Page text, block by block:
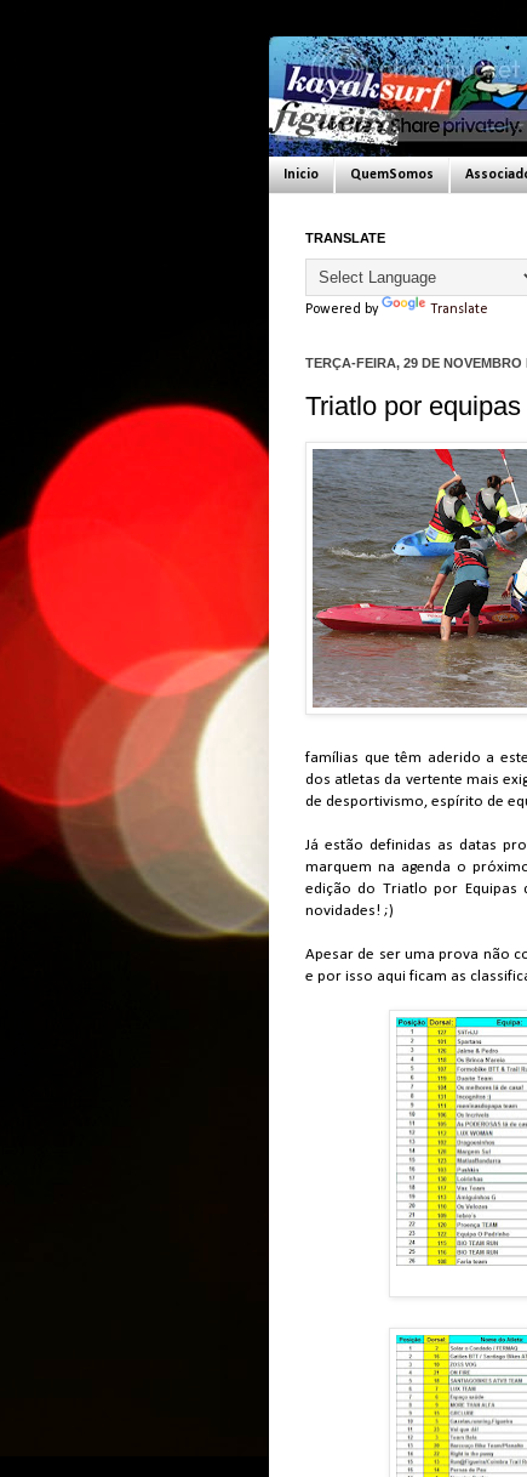
Inicio QuemSomos
TRANSLATE
Powered by Translate
TERÇA-FEIRA, 29 DE NOVEMBRO
Triatlo por
famílias que têm aderido a
dos atletas da vertente mais
de desportivismo, espírito de
Já estão definidas as datas
marquem na agenda o
edição do Triatlo por Equipas
novidades! ;)
Apesar de ser uma prova não
e por isso aqui ficam as